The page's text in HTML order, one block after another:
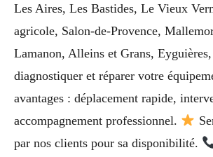
Les Aires, Les Bastides, Le Vieux
agricole, Salon-de-Provence,
Lamanon, Alleins et Grans,
diagnostiquer et réparer votre
avantages : déplacement rapide,
accompagnement professionnel.
par nos clients pour sa disponibilité.